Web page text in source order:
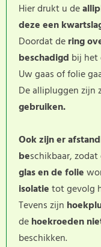
Hier drukt u de
deze een
Doordat dering
beschadigd bij het
Uw gaas of folie
De allipluggen zijn
gebruiken.
Ook zijn er
beschikbaar, zodat
glas en de folie
isolatietot gevolg
Tevens zijn
dehoekroeden
beschikken.